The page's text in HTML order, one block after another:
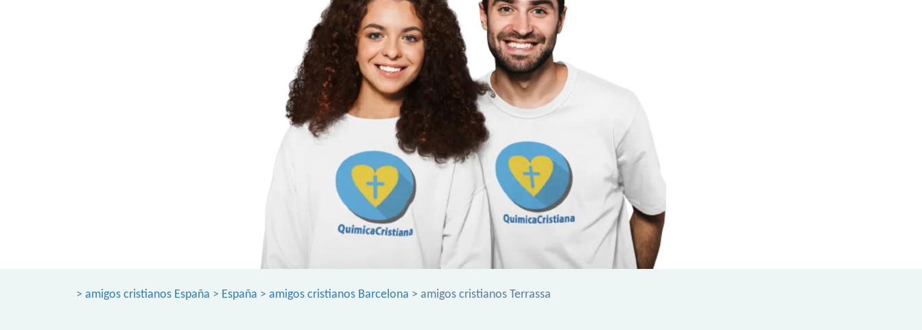
> amigos cristianos España > España > amigos cristianos Barcelona > amigos cristianos Terrassa